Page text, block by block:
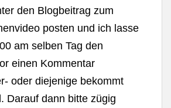
den Blogbeitrag zum
posten und ich lasse
am selben Tag den
einen Kommentar
oder diejenige bekommt
Darauf dann bitte zügig